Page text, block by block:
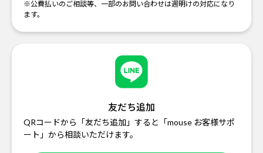
※公費払いのご相談等、一部のお問い合わせは週明けの対応になり
ます。
友だち追加
QRコードから「友だち追加」すると「mouse お客様サポ
ート」から相談いただけます。